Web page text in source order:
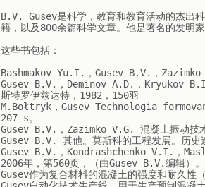
B.V. Gusev是科学，教育和教育活动的杰出
籍，以及800余篇科学文章。他是著名的发明
这些书包括：
Bashmakov Yu.I.，Gusev B.V.，Zazimko
Gusev B.V.，Deminov A.D.，Kryukov
斯特罗伊兹达特，1982，150羽
M.Bołtryk，Gusev Technologia
207 s。
Gusev B.V.，Zazimko V.G. 混凝土振动技
Gusev B.V. 其他。莫斯科的工程发展。历史
Gusev B.V.，Kondrashchenko V.I.，
2006年，第560页，（由Gusev B.V.编辑）。
Gusev作为复合材料的混凝土的强度和耐久性